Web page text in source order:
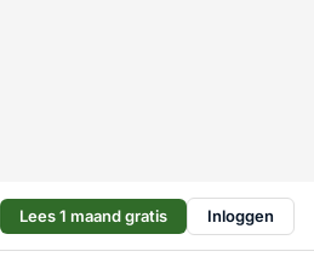
Lees 1 maand gratis Inloggen